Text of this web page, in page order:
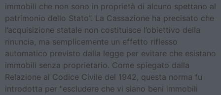
immobili che non sono in proprietà di alcuno spettano al
patrimonio dello Stato”. La Cassazione ha precisato che
l’acquisizione statale non costituisce l’obiettivo della
rinuncia, ma semplicemente un effetto riflesso
automatico previsto dalla legge per evitare che esistano
immobili senza proprietario. Come spiegato dalla
Relazione al Codice Civile del 1942, questa norma fu
introdotta per “escludere che vi siano beni immobili